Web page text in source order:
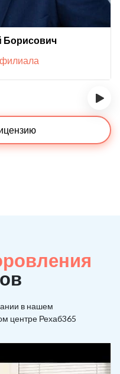
Борисович
›
в нашем
центре Рехаб365